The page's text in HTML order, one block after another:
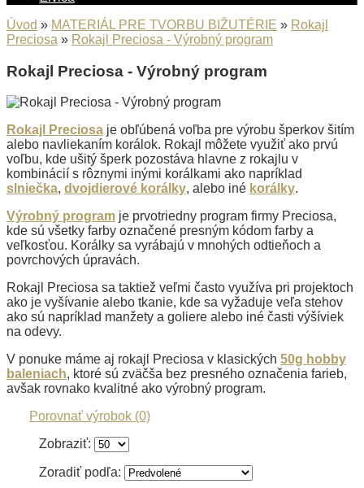
Úvod » MATERIÁL PRE TVORBU BIŽUTÉRIE » Rokajl
Preciosa » Rokajl Preciosa - Výrobný program
Rokajl Preciosa - Výrobný program
Rokajl Preciosa je obľúbená voľba pre výrobu šperkov šitím
alebo navliekaním korálok. Rokajl môžete využiť ako prvú
voľbu, kde ušitý šperk pozostáva hlavne z rokajlu v
kombinácií s rôznymi inými korálkami ako napríklad
slniečka, dvojdierové korálky, alebo iné korálky.
Výrobný program je prvotriedny program firmy Preciosa,
kde sú všetky farby označené presným kódom farby a
veľkosťou. Korálky sa vyrábajú v mnohých odtieňoch a
povrchových úpravách.
Rokajl Preciosa sa taktiež veľmi často využíva pri projektoch
ako je vyšívanie alebo tkanie, kde sa vyžaduje veľa stehov
ako sú napríklad manžety a goliere alebo iné časti výšíviek
na odevy.
V ponuke máme aj rokajl Preciosa v klasických 50g hobby
baleniach, ktoré sú zväčša bez presného označenia farieb,
avšak rovnako kvalitné ako výrobný program.
Porovnať výrobok (0)
Zobraziť:
Zoradiť podľa: